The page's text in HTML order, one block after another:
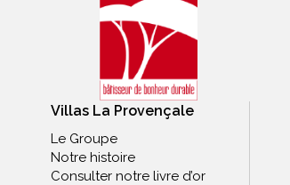
Villas La Provençale
Le Groupe
Notre histoire
Consulter notre livre d’or